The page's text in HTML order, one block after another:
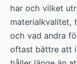
har och vilket
materialkvalitet,
och vad andra
oftast bättre att